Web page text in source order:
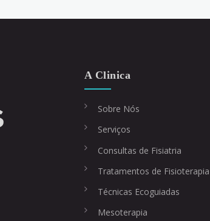
A Clinica
Sobre Nós
Serviços
Consultas de Fisiatria
Tratamentos de Fisioterapia
Técnicas Ecoguiadas
Mesoterapia